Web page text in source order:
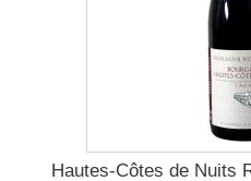
Hautes-Côtes de Nuits